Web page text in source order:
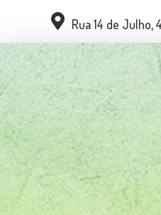
Rua 14 de Julho,